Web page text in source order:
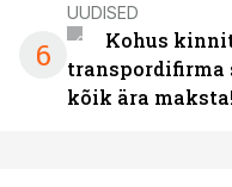
6
UUDISED
Kohus
transpordifirma
kõik ära